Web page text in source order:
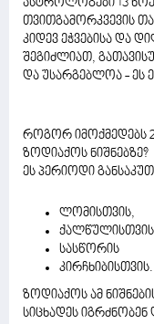
ასტროლოგები 13
თვითგამორკვევის
კიდევ ეჭვებისა და
შეგიძლიათ,
და უსარგებლოა - ეს
როგორ იმოქმედებს
ზოდიაქოს ნიშნებზე?
ეს პერიოდი
ლომისთვის,
სასწორის
კირჩხიბისთვის.
ზოდიაქოს ამ
სიცხადეს იგრძნობენ